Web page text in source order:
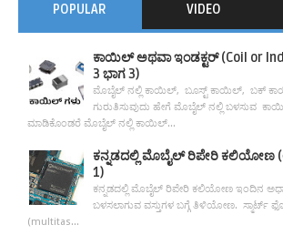
POPULAR VIDEO
ಕಾಯಿಲ್ ಅಥವಾ ಇಂಡಕ್ಟರ್ (Coil or
3 ಭಾಗ 3)
ಮೊಬೈಲ್ ನಲ್ಲಿ ಕಾಯಿಲ್, ಬೂಸ್ಟ್ ಕಾಯಿಲ್, ಬಕ್
ಗುರುತಿಸುವುದು ಹೇಗೆ ಮೊಬೈಲ್ ನಲ್ಲಿ ಬಳಸುವ
ಮಾಡಿಕೊಂಡರೆ ಮೊಬೈಲ್ ನಲ್ಲಿ ಕಾಯಿಲ್...
ಕನ್ನಡದಲ್ಲಿ ಮೊಬೈಲ್ ರಿಪೇರಿ ಕಲಿಯೋಣ
1)
ಕನ್ನಡದಲ್ಲಿ ಮೊಬೈಲ್ ರಿಪೇರಿ ಕಲಿಯೋಣ ಇಂದಿನ
ಬಳಸಲಾಗುವ ವಸ್ತುಗಳ ಬಗ್ಗೆ ತಿಳಿಯೋಣ. ಸ್ಮಾರ್ಟ್
(multitas...